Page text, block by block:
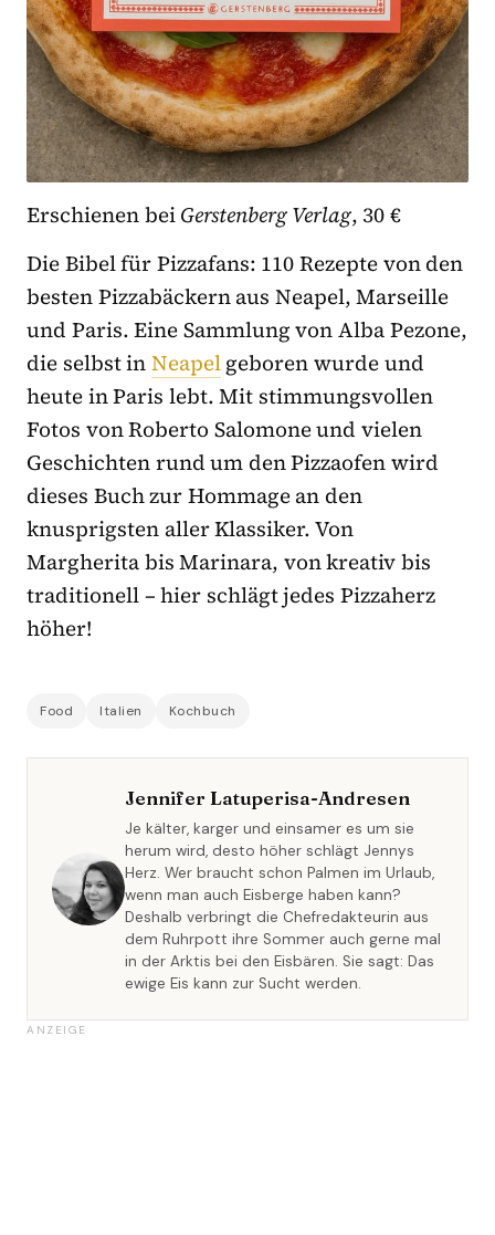
Erschienen beiGerstenberg Verlag, 30 €
Die Bibel für Pizzafans: 110 Rezepte von den
besten Pizzabäckern aus Neapel, Marseille
und Paris. Eine Sammlung von Alba Pezone,
die selbst inNeapelgeboren wurde und
heute in Paris lebt. Mit stimmungsvollen
Fotos von Roberto Salomone und vielen
Geschichten rund um den Pizzaofen wird
dieses Buch zur Hommage an den
knusprigsten aller Klassiker. Von
Margherita bis Marinara, von kreativ bis
traditionell – hier schlägt jedes Pizzaherz
höher!
Food Italien Kochbuch
Jennifer Latuperisa-Andresen
Je kälter, karger und einsamer es um sie
herum wird, desto höher schlägt Jennys
Herz. Wer braucht schon Palmen im Urlaub,
wenn man auch Eisberge haben kann?
Deshalb verbringt die Chefredakteurin aus
dem Ruhrpott ihre Sommer auch gerne mal
in der Arktis bei den Eisbären. Sie sagt: Das
ewige Eis kann zur Sucht werden.
ANZEIGE